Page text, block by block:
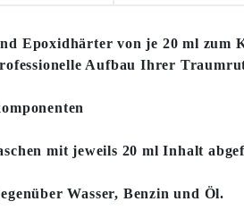
Epoxidhärter von je 20 ml zum
Aufbau Ihrer
mit jeweils 20 ml Inhalt
Wasser, Benzin und Öl.